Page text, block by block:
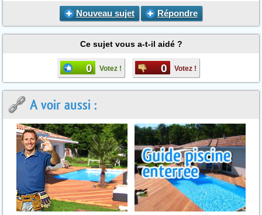
Nouveau sujet Répondre
Ce sujet vous a-t-il aidé ?
0 Votez ! 0 Votez !
A voir aussi :